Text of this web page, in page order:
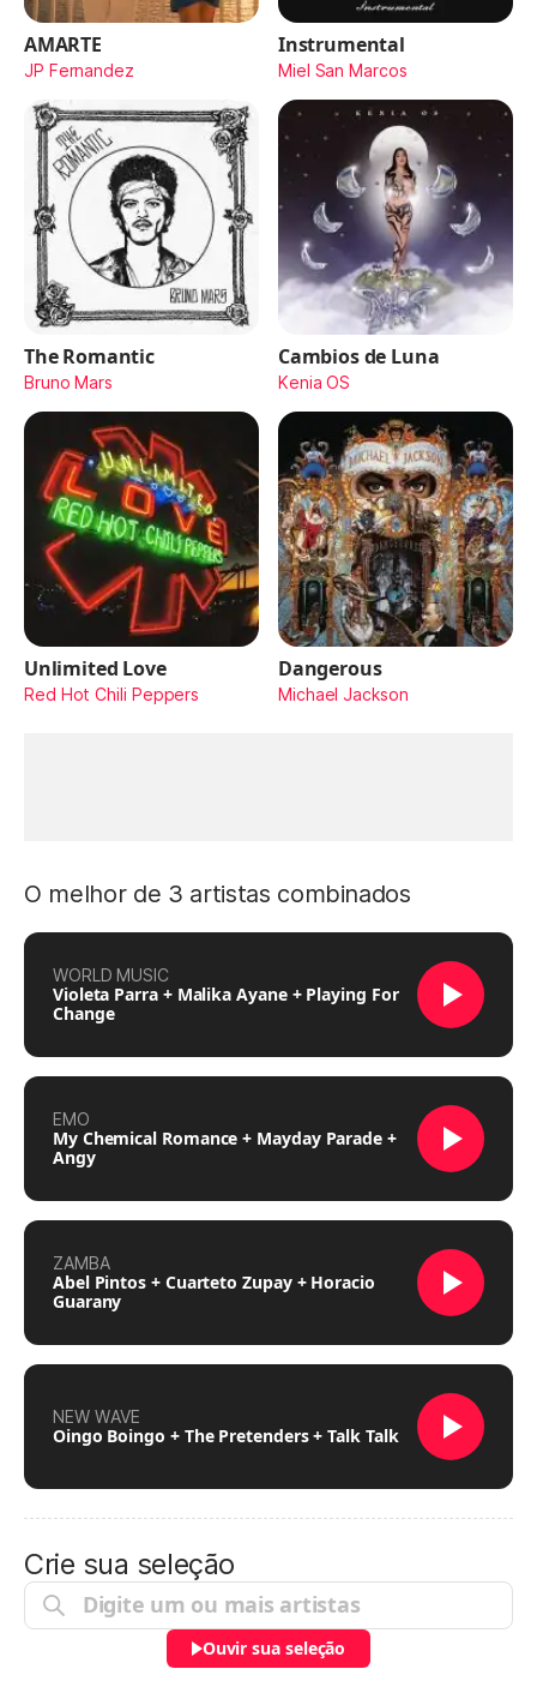
AMARTE
JP Fernandez
Instrumental
Miel San Marcos
The Romantic
Bruno Mars
Cambios de Luna
Kenia OS
Unlimited Love
Red Hot Chili Peppers
Dangerous
Michael Jackson
O melhor de 3 artistas combinados
WORLD MUSIC
Violeta Parra + Malika Ayane + Playing For
Change
EMO
My Chemical Romance + Mayday Parade +
Angy
ZAMBA
Abel Pintos + Cuarteto Zupay + Horacio
Guarany
NEW WAVE
Oingo Boingo + The Pretenders + Talk Talk
Crie sua seleção
Ouvir sua seleção